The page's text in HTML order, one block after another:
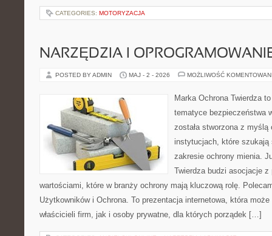
CATEGORIES: MOTORYZACJA
NARZĘDZIA I
POSTED BY ADMIN MAJ - 2 - 2026 MOŻLIWOŚĆ
Marka Ochrona Twierdza
tematyce bezpieczeństwa
została stworzona z
instytucjach, które szukają
zakresie ochrony mienia.
Twierdza budzi asocjacje
wartościami, które w branży ochrony mają kluczową rolę.
Użytkowników i Ochrona. To prezentacja internetowa, która
właścicieli firm, jak i osoby prywatne, dla których porządek […]